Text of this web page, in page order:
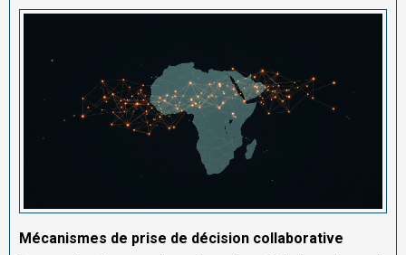
Mécanismes de prise de décision collaborative